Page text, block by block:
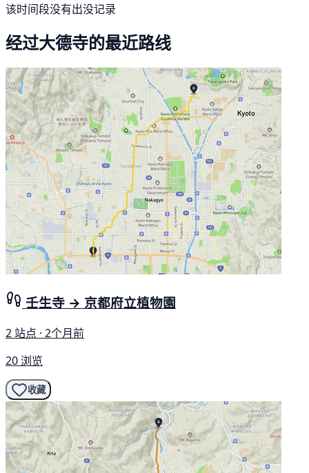
该时间段没有出没记录
经过大德寺的最近路线
壬生寺 → 京都府立植物園
2 站点 · 2个月前
20 浏览
收藏